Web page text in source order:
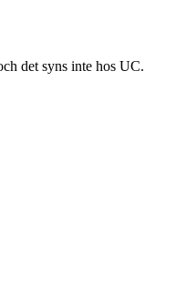
det syns inte hos UC.